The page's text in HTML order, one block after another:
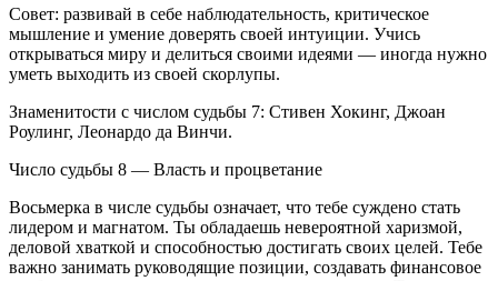
Совет: развивай в себе наблюдательность, критическое
мышление и умение доверять своей интуиции. Учись
открываться миру и делиться своими идеями — иногда нужно
уметь выходить из своей скорлупы.
Знаменитости с числом судьбы 7: Стивен Хокинг, Джоан
Роулинг, Леонардо да Винчи.
Число судьбы 8 — Власть и процветание
Восьмерка в числе судьбы означает, что тебе суждено стать
лидером и магнатом. Ты обладаешь невероятной харизмой,
деловой хваткой и способностью достигать своих целей. Тебе
важно занимать руководящие позиции, создавать финансовое